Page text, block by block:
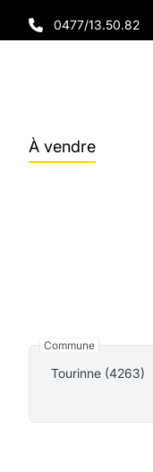
0477/13.50.82
À vendre
Commune
Tourinne (4263)